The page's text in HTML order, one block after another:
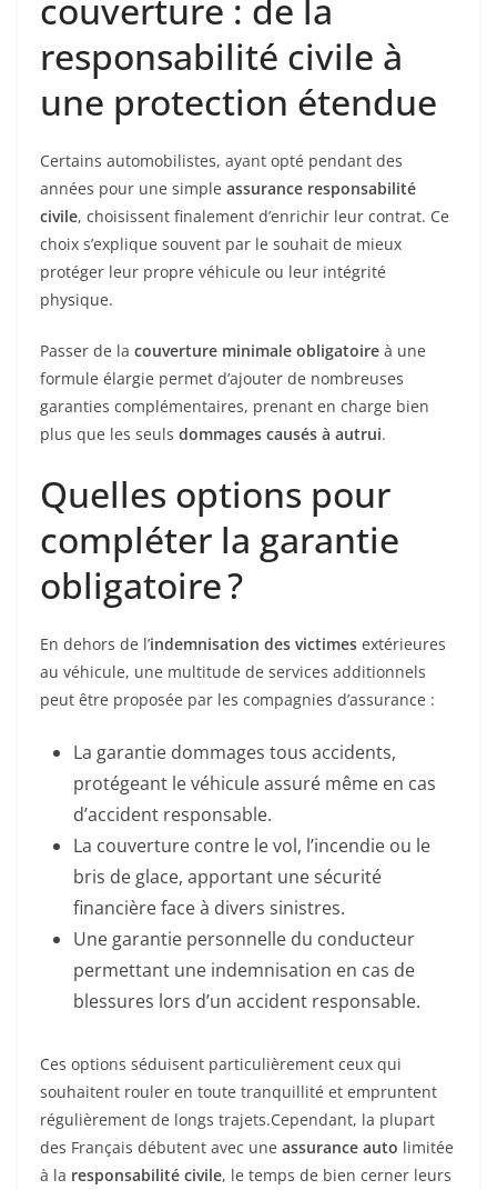
couverture : de la
responsabilité civile à
une protection étendue
Certains automobilistes, ayant opté pendant des
années pour une simple assurance responsabilité
civile, choisissent finalement d’enrichir leur contrat. Ce
choix s’explique souvent par le souhait de mieux
protéger leur propre véhicule ou leur intégrité
physique.
Passer de la couverture minimale obligatoire à une
formule élargie permet d’ajouter de nombreuses
garanties complémentaires, prenant en charge bien
plus que les seuls dommages causés à autrui.
Quelles options pour
compléter la garantie
obligatoire ?
En dehors de l’indemnisation des victimes extérieures
au véhicule, une multitude de services additionnels
peut être proposée par les compagnies d’assurance :
La garantie dommages tous accidents,
protégeant le véhicule assuré même en cas
d’accident responsable.
La couverture contre le vol, l’incendie ou le
bris de glace, apportant une sécurité
financière face à divers sinistres.
Une garantie personnelle du conducteur
permettant une indemnisation en cas de
blessures lors d’un accident responsable.
Ces options séduisent particulièrement ceux qui
souhaitent rouler en toute tranquillité et empruntent
régulièrement de longs trajets.Cependant, la plupart
des Français débutent avec une assurance auto limitée
à la responsabilité civile, le temps de bien cerner leurs